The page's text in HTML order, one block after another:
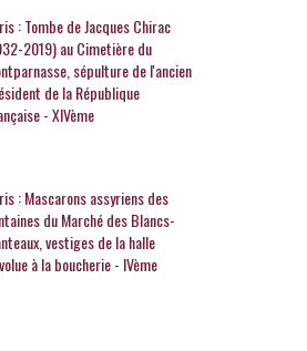
: Tombe de Jacques Chirac
2019) au Cimetière du
sépulture de l'ancien
de la République
- XIVème
: Mascarons assyriens des
du Marché des Blancs-
vestiges de la halle
à la boucherie - IVème